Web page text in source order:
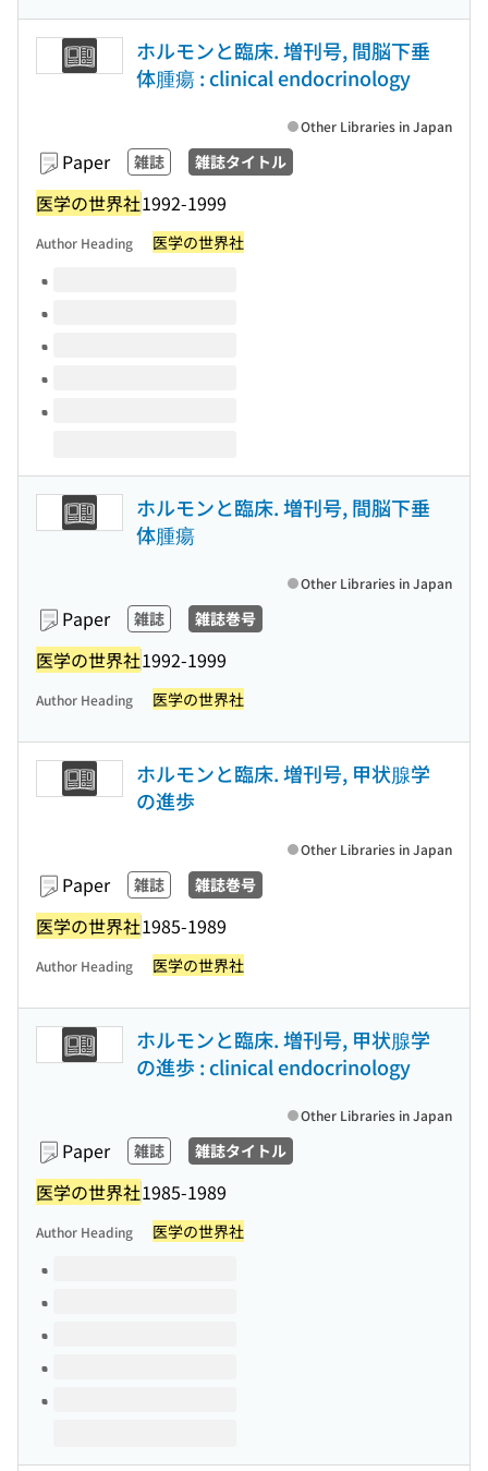
ホルモンと臨床. 増刊号, 間脳下垂
体腫瘍 : clinical endocrinology
Paper 雑誌 雑誌タイトル
医学の世界社1992-1999
Other Libraries in Japan
Author Heading 医学の世界社
Volumes of this title
ホルモンと臨床. 増刊号, 間脳下垂
体腫瘍
Paper 雑誌 雑誌巻号
医学の世界社1992-1999
Other Libraries in Japan
Author Heading 医学の世界社
ホルモンと臨床. 増刊号, 甲状腺学
の進歩
Paper 雑誌 雑誌巻号
医学の世界社1985-1989
Other Libraries in Japan
Author Heading 医学の世界社
ホルモンと臨床. 増刊号, 甲状腺学
の進歩 : clinical endocrinology
Paper 雑誌 雑誌タイトル
医学の世界社1985-1989
Other Libraries in Japan
Author Heading 医学の世界社
Volumes of this title